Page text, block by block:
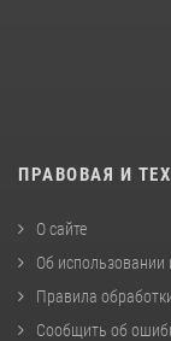
ПРАВОВАЯ И
О сайте
Об
Правила
Сообщить об